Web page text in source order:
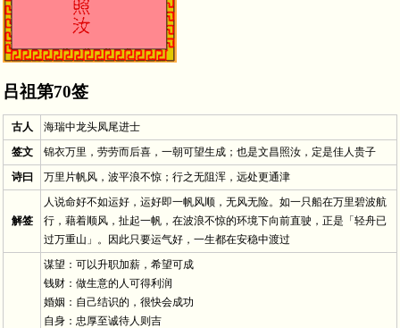
吕祖第70签
古人
海瑞中龙头凤尾进士
签文
锦衣万里，劳劳而后喜，一朝可望生成；也是文昌照汝，定是佳人贵子
诗曰
万里片帆风，波平浪不惊；行之无阻浑，远处更通津
解签
人说命好不如运好，运好即一帆风顺，无风无险。如一只船在万里碧波航
行，藉着顺风，扯起一帆，在波浪不惊的环境下向前直驶，正是「轻舟已
过万重山」。因此只要运气好，一生都在安稳中渡过
谋望：可以升职加薪，希望可成
钱财：做生意的人可得利润
婚姻：自己结识的，很快会成功
自身：忠厚至诚待人则吉